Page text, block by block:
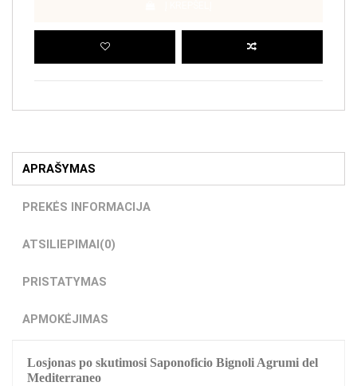
APRAŠYMAS
PREKĖS INFORMACIJA
ATSILIEPIMAI (0)
PRISTATYMAS
APMOKĖJIMAS
Losjonas po skutimosi Saponoficio Bignoli Agrumi del
Mediterraneo